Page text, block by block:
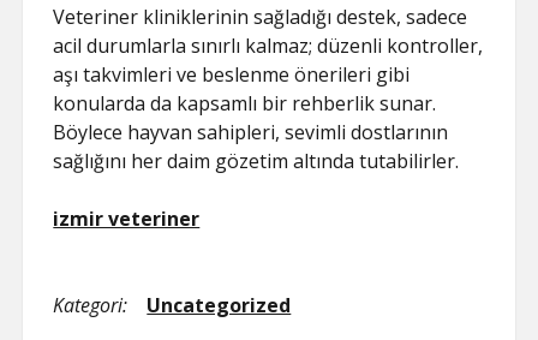
Veteriner kliniklerinin sağladığı destek, sadece
acil durumlarla sınırlı kalmaz; düzenli kontroller,
aşı takvimleri ve beslenme önerileri gibi
konularda da kapsamlı bir rehberlik sunar.
Böylece hayvan sahipleri, sevimli dostlarının
sağlığını her daim gözetim altında tutabilirler.
izmir veteriner
Kategori: Uncategorized